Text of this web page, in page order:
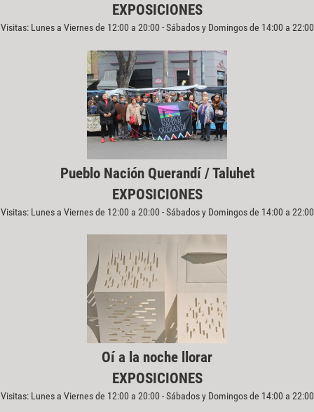
EXPOSICIONES
Visitas: Lunes a Viernes de 12:00 a 20:00 - Sábados y Domingos de 14:00 a 22:00
Pueblo Nación Querandí / Taluhet
EXPOSICIONES
Visitas: Lunes a Viernes de 12:00 a 20:00 - Sábados y Domingos de 14:00 a 22:00
Oí a la noche llorar
EXPOSICIONES
Visitas: Lunes a Viernes de 12:00 a 20:00 - Sábados y Domingos de 14:00 a 22:00